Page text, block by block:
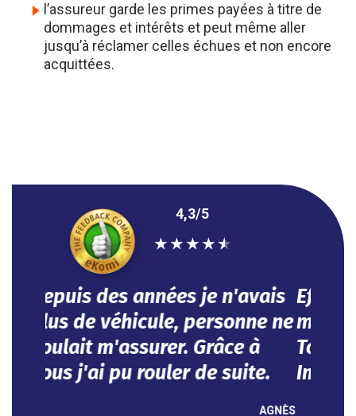
dommages et intérêts et peut même aller
jusqu’à réclamer celles échues et non encore
acquittées.
★
Efficace, vous avez répondu à
mes besoins dans l'urgence.
Tout se fait en ligne.
Impeccable !